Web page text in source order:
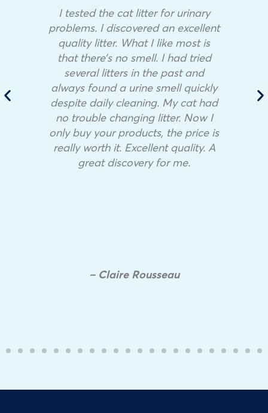
I tested the cat litter for urinary
problems. I discovered an excellent
quality litter. What I like most is
that there’s no smell. I had tried
several litters in the past and
always found a urine smell quickly
despite daily cleaning. My cat had
no trouble changing litter. Now I
only buy your products, the price is
really worth it. Excellent quality. A
great discovery for me.
– Claire Rousseau